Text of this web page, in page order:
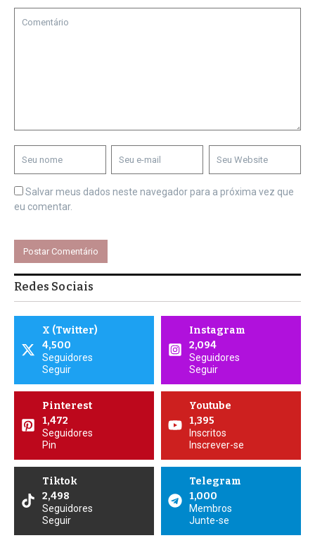
Salvar meus dados neste navegador para a próxima vez que
eu comentar.
Redes Sociais
X (Twitter)
4,500
Seguidores
Seguir
Instagram
2,094
Seguidores
Seguir
Pinterest
1,472
Seguidores
Pin
Youtube
1,395
Inscritos
Inscrever-se
Tiktok
2,498
Seguidores
Seguir
Telegram
1,000
Membros
Junte-se